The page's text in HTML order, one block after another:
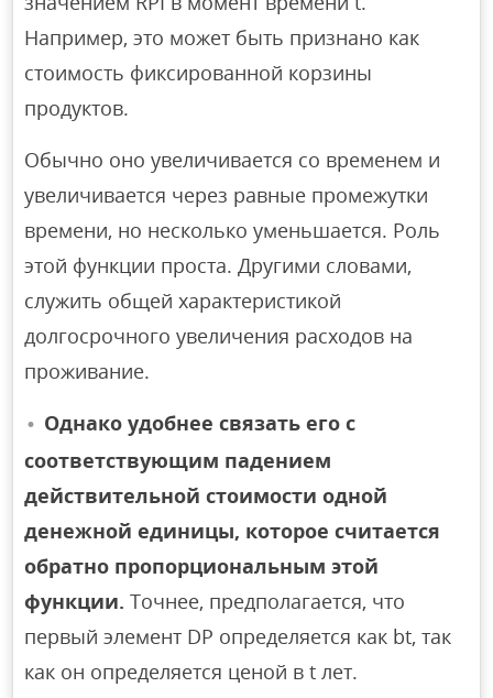
Например, это может быть признано как
стоимость фиксированной корзины
продуктов.
Обычно оно увеличивается со временем и
увеличивается через равные промежутки
времени, но несколько уменьшается. Роль
этой функции проста. Другими словами,
служить общей характеристикой
долгосрочного увеличения расходов на
проживание.
Однако удобнее связать его с
соответствующим падением
действительной стоимости одной
денежной единицы, которое считается
обратно пропорциональным этой
функции.Точнее, предполагается, что
первый элемент DP определяется как bt, так
как он определяется ценой в t лет.